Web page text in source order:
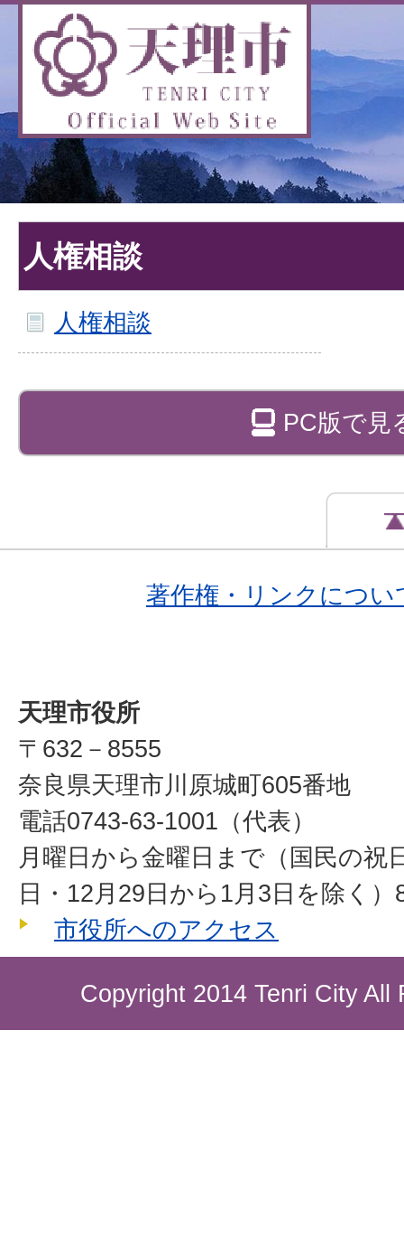
人権相談
人権相談
PC版で見
著作権・リンクについ
天理市役所
〒632－8555
奈良県天理市川原城町605番地
電話0743-63-1001（代表）
月曜日から金曜日まで（国民の祝
日・12月29日から1月3日を除く
市役所へのアクセス
Copyright 2014 Tenri City All